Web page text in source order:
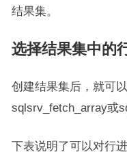
结果集。
选择结果集中的
创建结果集后，就可
sqlsrv_fetch_array或
下表说明了可以对行进